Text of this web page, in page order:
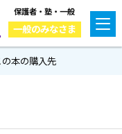
保護者・塾・一般
一般のみなさま
の本の購入先